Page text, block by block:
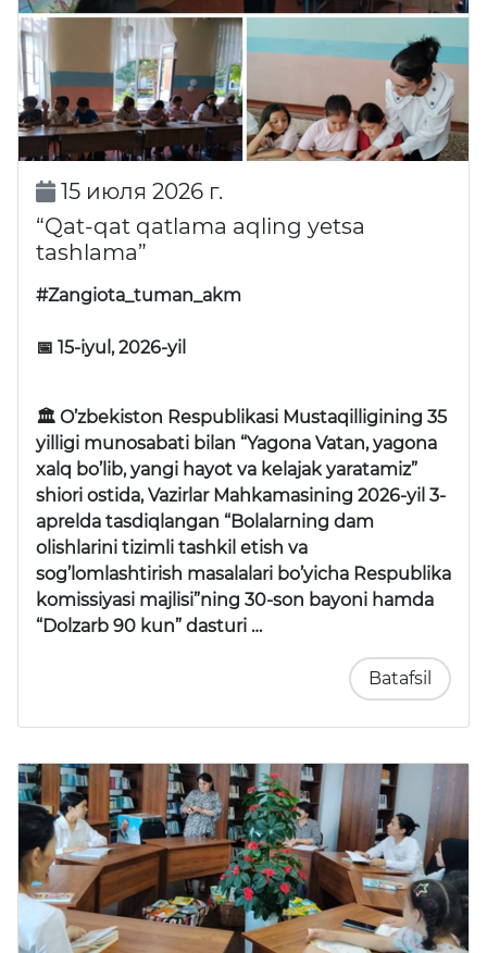
15 июля 2026 г.
“Qat-qat qatlama aqling yetsa
tashlama”
#Zangiota_tuman_akm
📅 15-iyul, 2026-yil
🏛 O’zbekiston Respublikasi Mustaqilligining 35
yilligi munosabati bilan “Yagona Vatan, yagona
xalq bo’lib, yangi hayot va kelajak yaratamiz”
shiori ostida, Vazirlar Mahkamasining 2026-yil 3-
aprelda tasdiqlangan “Bolalarning dam
olishlarini tizimli tashkil etish va
sog’lomlashtirish masalalari bo’yicha Respublika
komissiyasi majlisi”ning 30-son bayoni hamda
“Dolzarb 90 kun” dasturi …
Batafsil